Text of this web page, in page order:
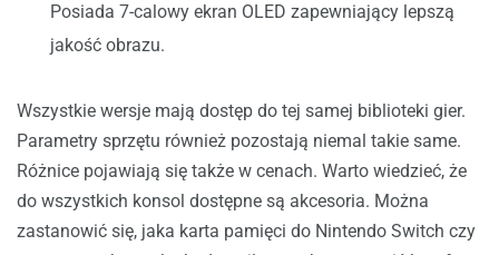
Posiada 7-calowy ekran OLED zapewniający lepszą
jakość obrazu.
Wszystkie wersje mają dostęp do tej samej biblioteki gier.
Parametry sprzętu również pozostają niemal takie same.
Różnice pojawiają się także w cenach. Warto wiedzieć, że
do wszystkich konsol dostępne są akcesoria. Można
zastanowić się, jaka karta pamięci do Nintendo Switch czy